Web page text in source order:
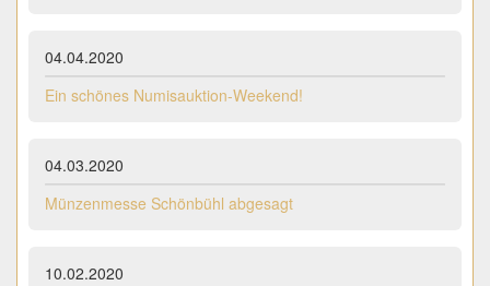
04.04.2020
Ein schönes Numisauktion-Weekend!
04.03.2020
Münzenmesse Schönbühl abgesagt
10.02.2020